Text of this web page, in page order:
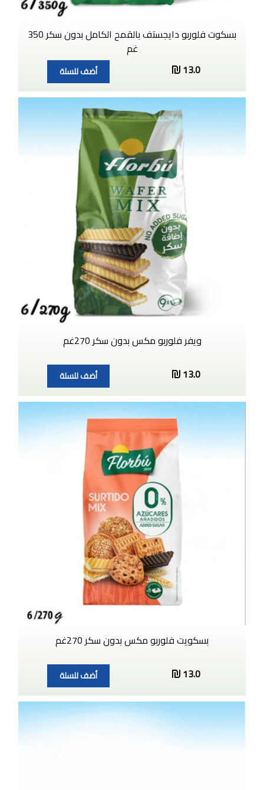
بسكوت فلوربو دايجستف بالقمح الكامل بدون سكر 350
غم
13.0
أضف للسلة
ويفر فلوربو مكس بدون سكر 270غم
13.0
أضف للسلة
بسكويت فلوربو مكس بدون سكر 270غم
13.0
أضف للسلة